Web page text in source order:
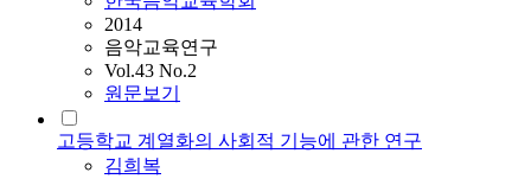
2014
음악교육연구
Vol.43 No.2
원문보기
고등학교 계열화의 사회적 기능에 관한 연구
김희복